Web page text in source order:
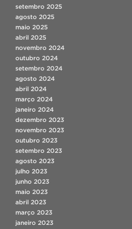
setembro 2025
agosto 2025
maio 2025
abril 2025
novembro 2024
outubro 2024
setembro 2024
agosto 2024
abril 2024
março 2024
janeiro 2024
dezembro 2023
novembro 2023
outubro 2023
setembro 2023
agosto 2023
julho 2023
junho 2023
maio 2023
abril 2023
março 2023
janeiro 2023